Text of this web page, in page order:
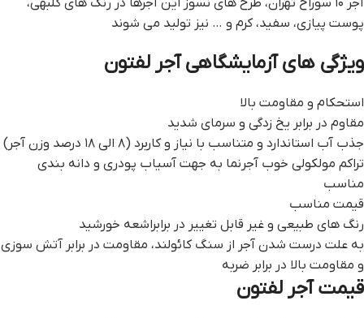
پوست پیازی، سفید، کرم و … نیز تولید می شوند
ویژگی های آزمایشگاهی آجر لفتون
استحکام و مقاومت بالا
مقاوم در برابر یخ زدگی و سرمای شدید
جذب آب استاندارد و متناسب با نیاز و کاربرد (۸ الی ۱۸ درصد وزن آجر)
تراکم مولکولی خوب آجرنما به جهت آسیاب پودری و دانه بندی
مناسب
قیمت مناسب
رنگ های طبیعی و غیر قابل تغییر در برابراشعه خورشید
به علت درست شدن آجر از سنگ کائولند، مقاومت در برابر آتش سوزی
و مقاومت بالا در برابر ضربه
قیمت آجر لفتون